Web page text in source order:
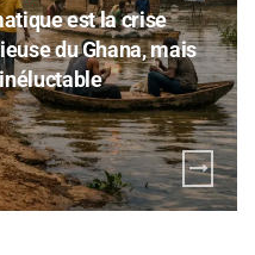
est la crise
du Ghana, mais